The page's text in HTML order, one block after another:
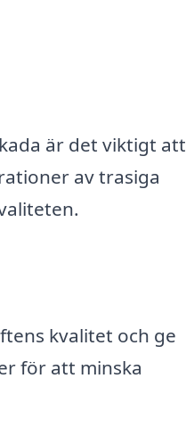
är det viktigt att
av trasiga
kvalitet och ge
för att minska